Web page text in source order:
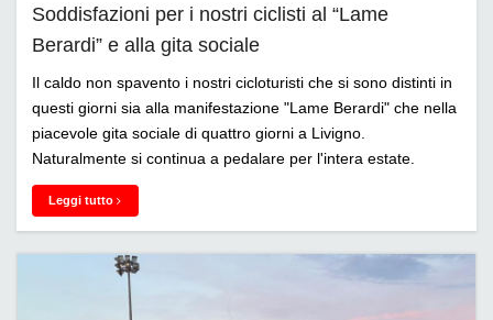
Soddisfazioni per i nostri ciclisti al “Lame
Berardi” e alla gita sociale
Il caldo non spavento i nostri cicloturisti che si sono distinti in
questi giorni sia alla manifestazione "Lame Berardi" che nella
piacevole gita sociale di quattro giorni a Livigno.
Naturalmente si continua a pedalare per l'intera estate.
Leggi tutto